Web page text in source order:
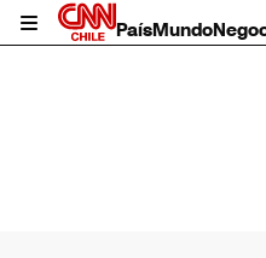
PaísMundo